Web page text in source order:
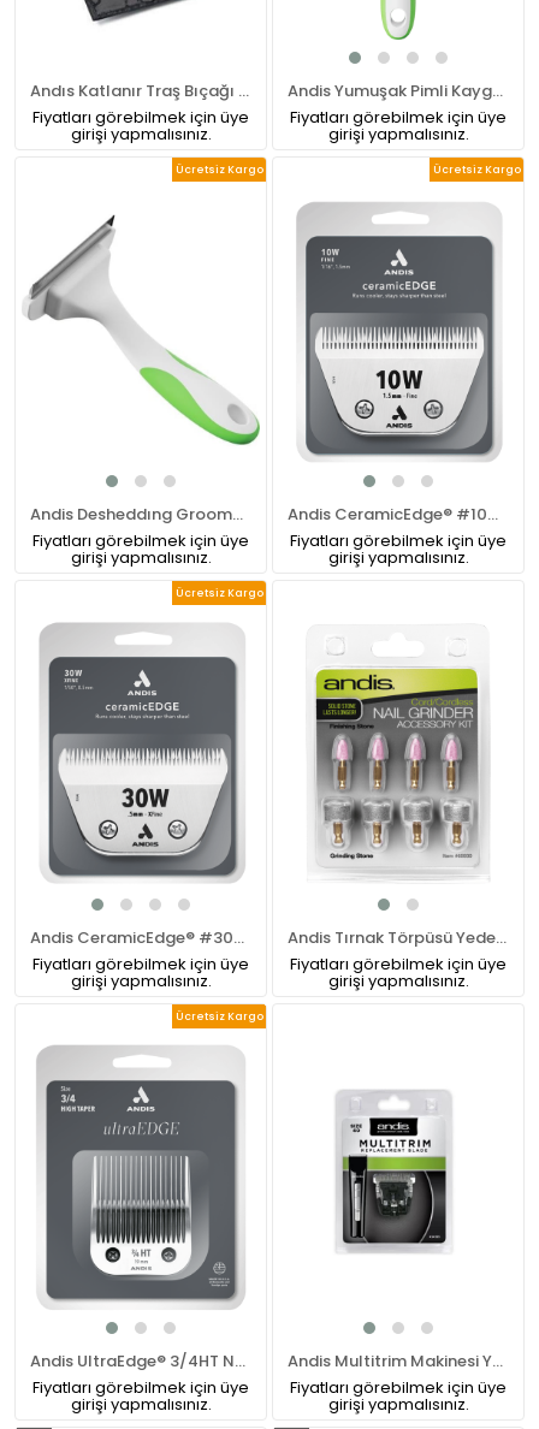
Andıs Katlanır Traş Bıçağı Taşıma Çantası 9'lu (12425)
Fiyatları görebilmek için üye
girişi yapmalısınız.
Andis Yumuşak Pimli Kaygan Fırça Large
Fiyatları görebilmek için üye
girişi yapmalısınız.
Andis Desheddıng Groomer Furminatör Tarağı
Ücretsiz Kargo
Fiyatları görebilmek için üye
girişi yapmalısınız.
Andis CeramicEdge® #10W Numara Pet Tıraş Makinesi Bıçağı
Ücretsiz Kargo
Fiyatları görebilmek için üye
girişi yapmalısınız.
Andis CeramicEdge® #30W Numara XFine Pet Tıraş Makinesi Bıçağı
Ücretsiz Kargo
Fiyatları görebilmek için üye
girişi yapmalısınız.
Andis Tırnak Törpüsü Yedek Uç Seti 4'lü
Fiyatları görebilmek için üye
girişi yapmalısınız.
Andis UltraEdge® 3/4HT Numara Pet Tıraş Makinesi Bıçağı (63980)
Ücretsiz Kargo
Fiyatları görebilmek için üye
girişi yapmalısınız.
Andis Multitrim Makinesi Yedek Başlığı 40 Numara ( 24595 )
Fiyatları görebilmek için üye
girişi yapmalısınız.